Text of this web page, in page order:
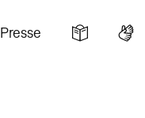
Presse